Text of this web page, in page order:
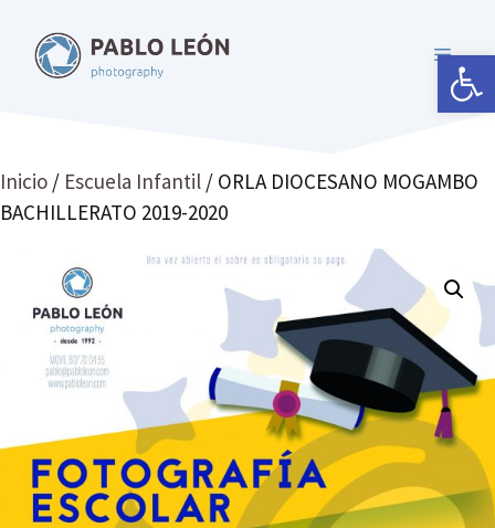
Abrir
contenido
MENÚ
Inicio / Escuela Infantil / ORLA DIOCESANO MOGAMBO
BACHILLERATO 2019-2020